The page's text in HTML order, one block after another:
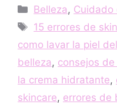
Categorías
Belleza , Cuidado
Etiquetas
15 errores de
como lavar la piel
belleza , consejos
la crema hidratante,
skincare, errores de